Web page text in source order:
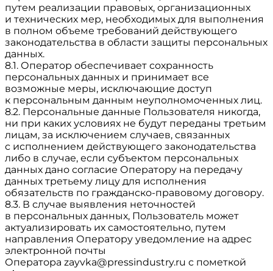
путем реализации правовых, организационных
и технических мер, необходимых для выполнения
в полном объеме требований действующего
законодательства в области защиты персональных
данных.
8.1. Оператор обеспечивает сохранность
персональных данных и принимает все
возможные меры, исключающие доступ
к персональным данным неуполномоченных лиц.
8.2. Персональные данные Пользователя никогда,
ни при каких условиях не будут переданы третьим
лицам, за исключением случаев, связанных
с исполнением действующего законодательства
либо в случае, если субъектом персональных
данных дано согласие Оператору на передачу
данных третьему лицу для исполнения
обязательств по гражданско-правовому договору.
8.3. В случае выявления неточностей
в персональных данных, Пользователь может
актуализировать их самостоятельно, путем
направления Оператору уведомление на адрес
электронной почты
Оператора zayvka@pressindustry.ru с пометкой